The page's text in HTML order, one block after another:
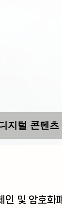
지털 콘텐츠
인 및 암호화폐